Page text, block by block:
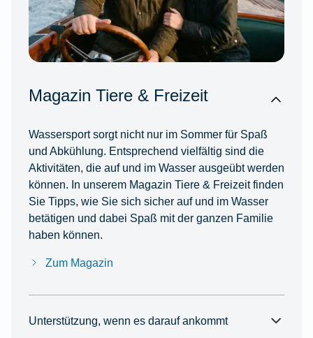
Magazin Tiere & Freizeit
Wassersport sorgt nicht nur im Sommer für Spaß
und Abkühlung. Entsprechend vielfältig sind die
Aktivitäten, die auf und im Wasser ausgeübt werden
können. In unserem Magazin Tiere & Freizeit finden
Sie Tipps, wie Sie sich sicher auf und im Wasser
betätigen und dabei Spaß mit der ganzen Familie
haben können.
Zum Magazin
Unterstützung, wenn es darauf ankommt